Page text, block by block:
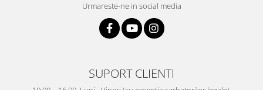
Urmareste-ne in social media
SUPORT CLIENTI